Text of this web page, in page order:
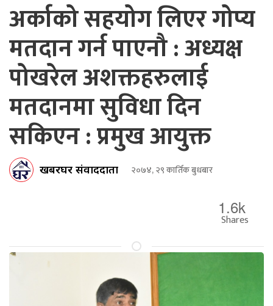
अर्काको सहयोग लिएर गोप्य
मतदान गर्न पाएनौ : अध्यक्ष
पोखरेल अशक्तहरुलाई
मतदानमा सुविधा दिन
सकिएन : प्रमुख आयुक्त
खबरघर संवाददाता २०७४, २९ कार्तिक बुधबार
1.6k
Shares